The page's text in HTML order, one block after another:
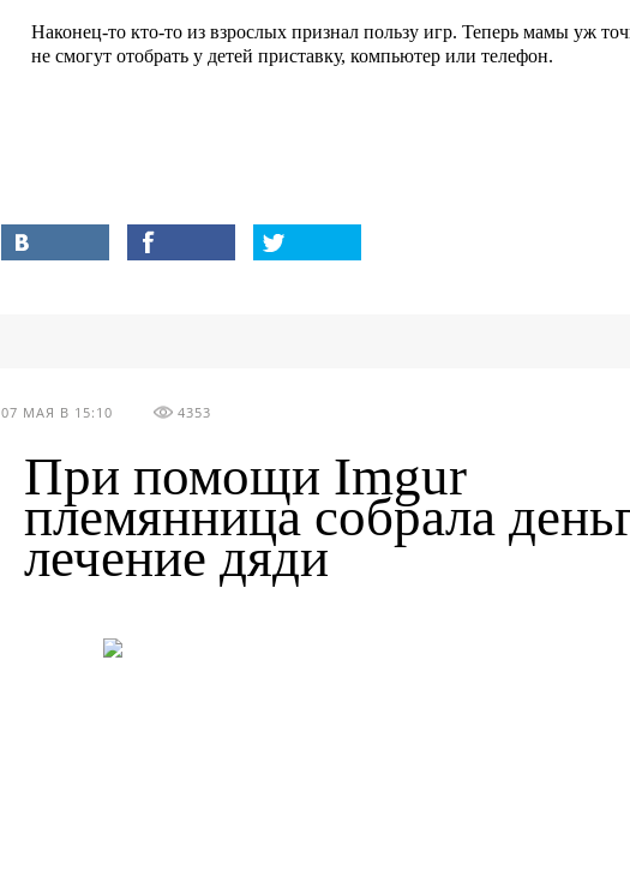
Наконец-то кто-то из взрослых признал пользу игр. Теперь мамы уж
не смогут отобрать у детей приставку, компьютер или телефон.
07 МАЯ В 15:10 4353
При помощи Imgur
племянница собрала
лечение дяди